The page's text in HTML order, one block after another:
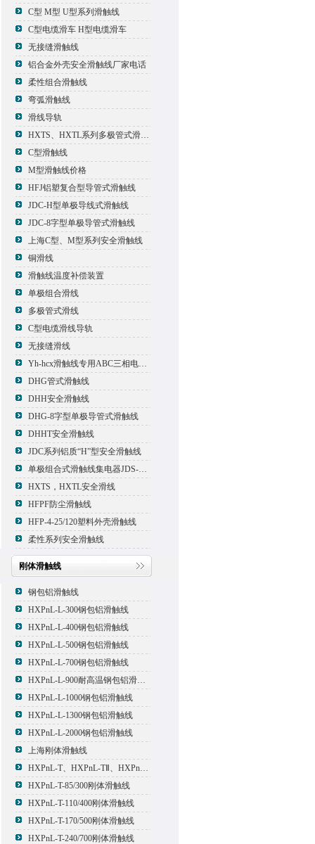
C型 M型 U型系列滑触线
C型电缆滑车 H型电缆滑车
无接缝滑触线
铝合金外壳安全滑触线厂家电话
柔性组合滑触线
弯弧滑触线
滑线导轨
HXTS、HXTL系列多极管式滑触线报价
C型滑触线
M型滑触线价格
HFJ铝塑复合型导管式滑触线
JDC-H型单极导线式滑触线
JDC-8字型单极导管式滑触线
上海C型、M型系列安全滑触线
铜滑线
滑触线温度补偿装置
单极组合滑线
多极管式滑线
C型电缆滑线导轨
无接缝滑线
Yh-hcx滑触线专用ABC三相电压信号指示灯
DHG管式滑触线
DHH安全滑触线
DHG-8字型单极导管式滑触线
DHHT安全滑触线
JDC系列铝质“H”型安全滑触线
单极组合式滑触线集电器JDS-500*2
HXTS，HXTL安全滑线
HFPF防尘滑触线
HFP-4-25/120塑料外壳滑触线
柔性系列安全滑触线
刚体滑触线
钢包铝滑触线
HXPnL-L-300钢包铝滑触线
HXPnL-L-400钢包铝滑触线
HXPnL-L-500钢包铝滑触线
HXPnL-L-700钢包铝滑触线
HXPnL-L-900耐高温钢包铝滑触线
HXPnL-L-1000钢包铝滑触线
HXPnL-L-1300钢包铝滑触线
HXPnL-L-2000钢包铝滑触线
上海刚体滑触线
HXPnL-T、HXPnL-TⅡ、HXPnL-TⅢ系列钢体滑线
HXPnL-T-85/300刚体滑触线
HXPnL-T-110/400刚体滑触线
HXPnL-T-170/500刚体滑触线
HXPnL-T-240/700刚体滑触线